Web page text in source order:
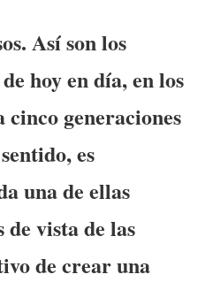
Así son los
hoy en día, en los
cinco generaciones
es
una de ellas
de vista de las
de crear una